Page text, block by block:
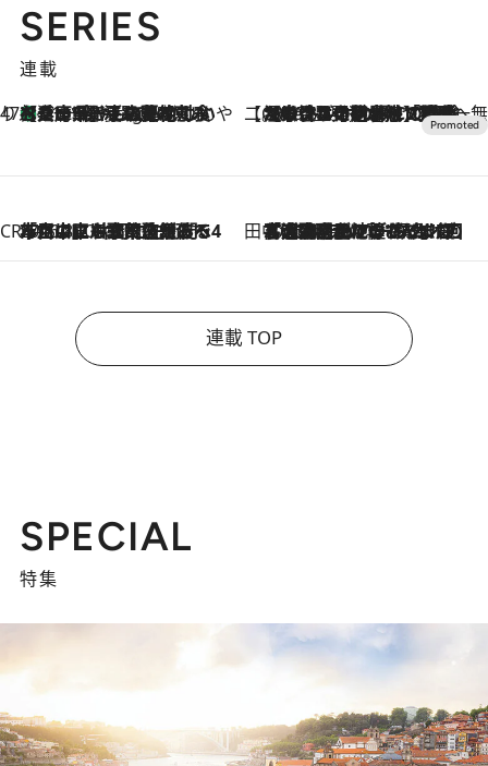
SERIES
連載
47都道府県の手みやげ ひんやりスイーツで夏を満喫
11 Hours Ago
【兵庫県】この夏絶対食べたい 冷やしておいしいおやつ3選 淡路島の恵みをジェラートに集約 【CREA×星野リゾート】唯一無二。癒しと発見が待つ場所へ
2026.8.7
【トンボの足水浴】ヒノキの香りに包まれて涼感マックス！約13℃の湧水かけ流しを避暑地「星野温泉 トンボの湯」で体験
CREA'S CHOICE
2026.8.7
「立川にも歌舞伎があるんだよ」 片岡仁左衛門・市川中車ら豪華座組みで4年目の立川立飛歌舞伎へ 田中稲の勝手に再ブーム
2026.8.7
「湘南乃風に憧れて」観客大盛上がりの“タオル回し”に、ラッパー顔負けの高速歌唱まで…さだまさし（74）のアグレッシブすぎる現在地
連載 TOP
SPECIAL
特集